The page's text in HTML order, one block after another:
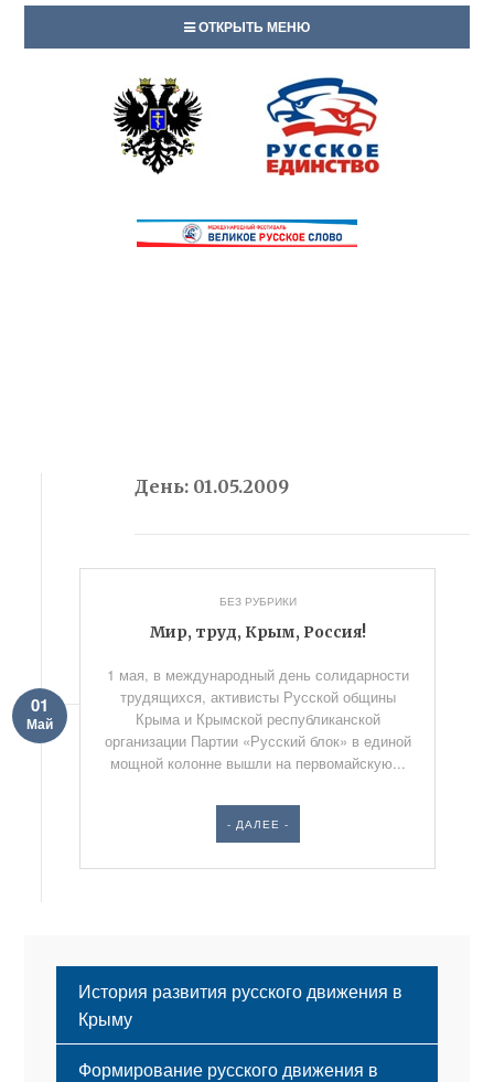
ОТКРЫТЬ МЕНЮ
День: 01.05.2009
БЕЗ РУБРИКИ
Мир, труд, Крым, Россия!
01
Май
1 мая, в международный день солидарности
трудящихся, активисты Русской общины
Крыма и Крымской республиканской
организации Партии «Русский блок» в единой
мощной колонне вышли на первомайскую...
- ДАЛЕЕ -
История развития русского движения в
Крыму
Формирование русского движения в